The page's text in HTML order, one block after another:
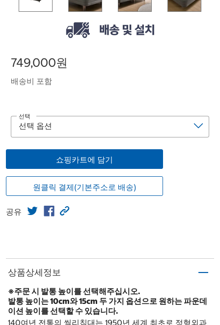
749,000원
배송비 포함
선택
쇼핑카트에 담기
원클릭 결제(기본주소로 배송)
공유
상품상세정보
※주문 시 발통 높이를 선택해주십시오.
발통 높이는 10cm와 15cm 두 가지 옵션으로 원하는 파운데
이션 높이를 선택할 수 있습니다.
140여년 전통의 씰리침대는 1950년 세계 최초로 정형외과